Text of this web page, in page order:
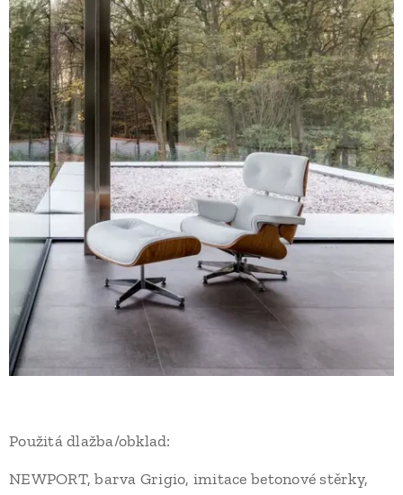
Použitá dlažba/obklad:
NEWPORT, barva Grigio, imitace betonové stěrky,